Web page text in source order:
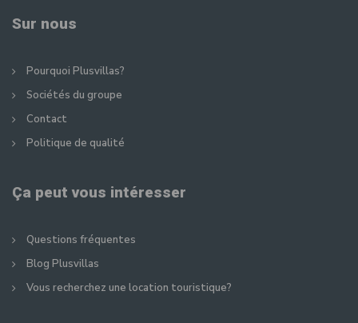
Sur nous
Pourquoi Plusvillas?
Sociétés du groupe
Contact
Politique de qualité
Ça peut vous intéresser
Questions fréquentes
Blog Plusvillas
Vous recherchez une location touristique?